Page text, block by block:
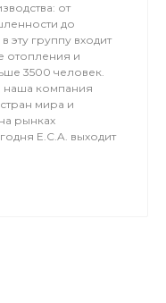
от
до
эту группу входит
отопления и
3500 человек.
наша компания
мира и
рынках
E.C.A. выходит